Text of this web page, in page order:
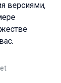
версиями,